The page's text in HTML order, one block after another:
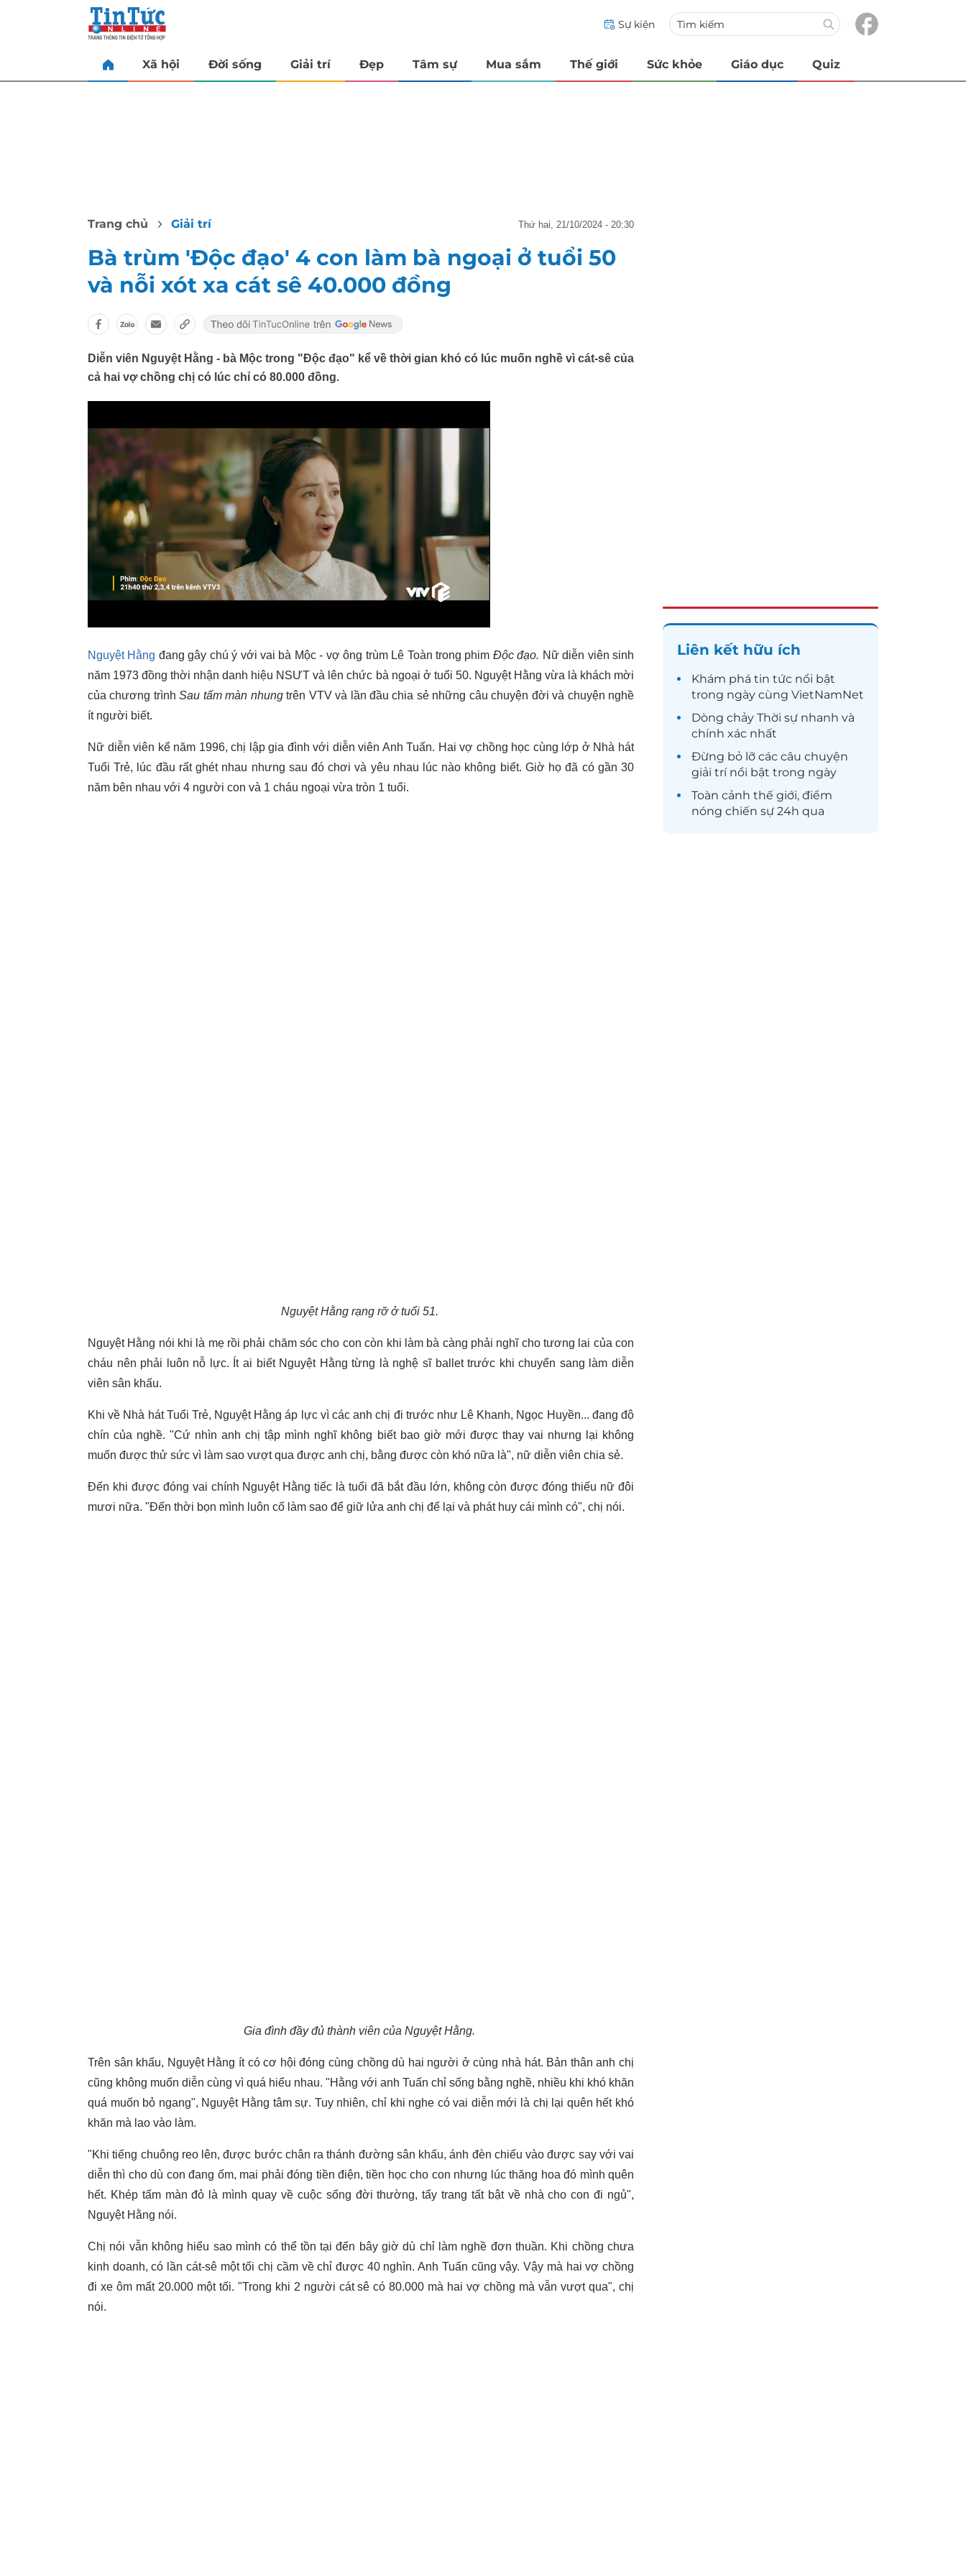
Sự kiện
Xã hội Đời sống Giải trí Đẹp Tâm sự Mua sắm Thế giới Sức khỏe Giáo dục Quiz
Trang chủ Giải trí thứ hai, 21/10/2024 - 20:30
Bà trùm 'Độc đạo' 4 con làm bà ngoại ở tuổi 50
và nỗi xót xa cát sê 40.000 đồng
Diễn viên Nguyệt Hằng - bà Mộc trong "Độc đạo" kể về thời gian khó có lúc muốn nghề vì cát-sê của
cả hai vợ chồng chị có lúc chỉ có 80.000 đồng.
Nguyệt Hằng đang gây chú ý với vai bà Mộc - vợ ông trùm Lê Toàn trong phim Độc đạo. Nữ diễn viên sinh
năm 1973 đồng thời nhận danh hiệu NSƯT và lên chức bà ngoại ở tuổi 50. Nguyệt Hằng vừa là khách mời
của chương trìnhSau tấm màn nhungtrên VTV và lần đầu chia sẻ những câu chuyện đời và chuyện nghề
ít người biết.
Nữ diễn viên kể năm 1996, chị lập gia đình với diễn viên Anh Tuấn. Hai vợ chồng học cùng lớp ở Nhà hát
Tuổi Trẻ, lúc đầu rất ghét nhau nhưng sau đó chơi và yêu nhau lúc nào không biết. Giờ họ đã có gần 30
năm bên nhau với 4 người con và 1 cháu ngoại vừa tròn 1 tuổi.
Nguyệt Hằng rạng rỡ ở tuổi 51.
Nguyệt Hằng nói khi là mẹ rồi phải chăm sóc cho con còn khi làm bà càng phải nghĩ cho tương lai của con
cháu nên phải luôn nỗ lực. Ít ai biết Nguyệt Hằng từng là nghệ sĩ ballet trước khi chuyển sang làm diễn
viên sân khấu.
Khi về Nhà hát Tuổi Trẻ, Nguyệt Hằng áp lực vì các anh chị đi trước như Lê Khanh, Ngọc Huyền... đang độ
chín của nghề. "Cứ nhìn anh chị tập mình nghĩ không biết bao giờ mới được thay vai nhưng lại không
muốn được thử sức vì làm sao vượt qua được anh chị, bằng được còn khó nữa là", nữ diễn viên chia sẻ.
Đến khi được đóng vai chính Nguyệt Hằng tiếc là tuổi đã bắt đầu lớn, không còn được đóng thiếu nữ đôi
mươi nữa. "Đến thời bọn mình luôn cố làm sao để giữ lửa anh chị để lại và phát huy cái mình có", chị nói.
Gia đình đầy đủ thành viên của Nguyệt Hằng.
Trên sân khấu, Nguyệt Hằng ít có cơ hội đóng cùng chồng dù hai người ở cùng nhà hát. Bản thân anh chị
cũng không muốn diễn cùng vì quá hiểu nhau. "Hằng với anh Tuấn chỉ sống bằng nghề, nhiều khi khó khăn
quá muốn bỏ ngang", Nguyệt Hằng tâm sự. Tuy nhiên, chỉ khi nghe có vai diễn mới là chị lại quên hết khó
khăn mà lao vào làm.
"Khi tiếng chuông reo lên, được bước chân ra thánh đường sân khấu, ánh đèn chiếu vào được say với vai
diễn thì cho dù con đang ốm, mai phải đóng tiền điện, tiền học cho con nhưng lúc thăng hoa đó mình quên
hết. Khép tấm màn đỏ là mình quay về cuộc sống đời thường, tẩy trang tất bật về nhà cho con đi ngủ",
Nguyệt Hằng nói.
Chị nói vẫn không hiểu sao mình có thể tồn tại đến bây giờ dù chỉ làm nghề đơn thuần. Khi chồng chưa
kinh doanh, có lần cát-sê một tối chị cầm về chỉ được 40 nghìn. Anh Tuấn cũng vậy. Vậy mà hai vợ chồng
đi xe ôm mất 20.000 một tối. "Trong khi 2 người cát sê có 80.000 mà hai vợ chồng mà vẫn vượt qua", chị
nói.
Liên kết hữu ích
Khám phá tin tức nổi bật
trong ngày cùng VietNamNet
Dòng chảy Thời sự nhanh và
chính xác nhất
Đừng bỏ lỡ các câu chuyện
giải trínổi bật trong ngày
Toàn cảnh thế giới, điểm
nóng chiến sự 24h qua